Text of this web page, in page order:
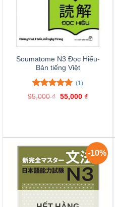
Soumatome N3 Đọc Hiểu-
Bản tiếng Việt
5.00trên 5
1
đánh giá
(1)
95,000₫ Giá
55,000 ₫Giá
-10%